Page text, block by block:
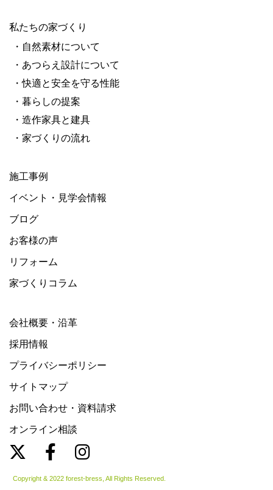
私たちの家づくり
・自然素材について
・あつらえ設計について
・快適と安全を守る性能
・暮らしの提案
・造作家具と建具
・家づくりの流れ
施工事例
イベント・見学会情報
ブログ
お客様の声
リフォーム
家づくりコラム
会社概要・沿革
採用情報
プライバシーポリシー
サイトマップ
お問い合わせ・資料請求
オンライン相談
Copyright & 2022 forest-bress, All Rights Reserved.